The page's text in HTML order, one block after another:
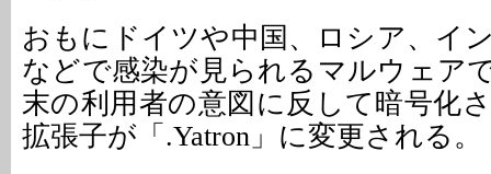
おもにドイツや中国、ロシア、イ
などで感染が見られるマルウェア
末の利用者の意図に反して暗号化
拡張子が「.Yatron」に変更される。